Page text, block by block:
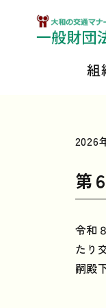
組
2026
第
令和
たり
嗣殿